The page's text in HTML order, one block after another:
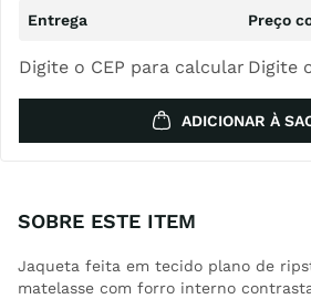
Digite o CEP para calcular Digite
ADICIONAR À
SOBRE ESTE ITEM
Jaqueta feita em tecido plano de
matelasse com forro interno